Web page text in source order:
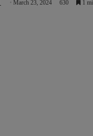
March 23, 2024 630 1